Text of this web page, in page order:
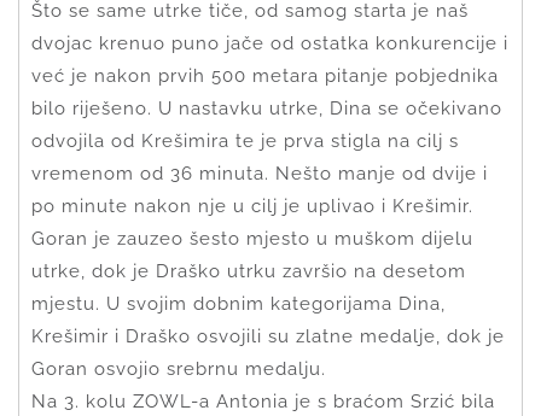
Što se same utrke tiče, od samog starta je naš
dvojac krenuo puno jače od ostatka konkurencije i
već je nakon prvih 500 metara pitanje pobjednika
bilo riješeno. U nastavku utrke, Dina se očekivano
odvojila od Krešimira te je prva stigla na cilj s
vremenom od 36 minuta. Nešto manje od dvije i
po minute nakon nje u cilj je uplivao i Krešimir.
Goran je zauzeo šesto mjesto u muškom dijelu
utrke, dok je Draško utrku završio na desetom
mjestu. U svojim dobnim kategorijama Dina,
Krešimir i Draško osvojili su zlatne medalje, dok je
Goran osvojio srebrnu medalju.
Na 3. kolu ZOWL-a Antonia je s braćom Srzić bila